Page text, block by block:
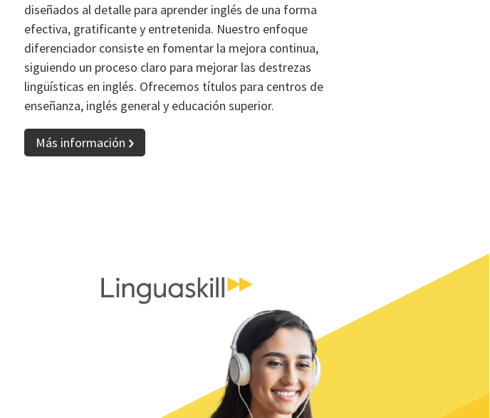
diseñados al detalle para aprender inglés de una forma
efectiva, gratificante y entretenida. Nuestro enfoque
diferenciador consiste en fomentar la mejora continua,
siguiendo un proceso claro para mejorar las destrezas
lingüísticas en inglés. Ofrecemos títulos para centros de
enseñanza, inglés general y educación superior.
Más información